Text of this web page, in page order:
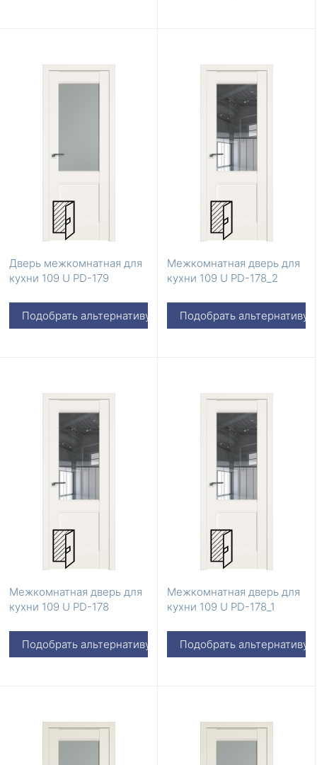
Дверь межкомнатная для
кухни 109 U PD-179
Подобрать альтернативу
Межкомнатная дверь для
кухни 109 U PD-178_2
Подобрать альтернативу
Межкомнатная дверь для
кухни 109 U PD-178
Подобрать альтернативу
Межкомнатная дверь для
кухни 109 U PD-178_1
Подобрать альтернативу